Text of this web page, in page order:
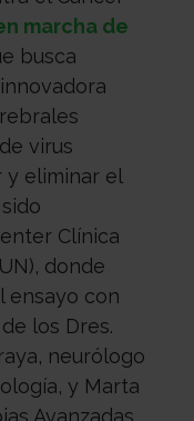
marcha de
busca
virus
eliminar el
Clínica
donde
ensayo con
los Dres.
neurólogo
y Marta
Avanzadas